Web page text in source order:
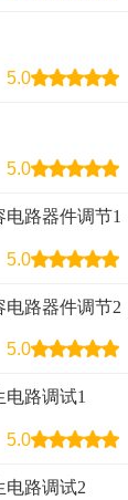
5.0
5.0
路器件调节1
5.0
路器件调节2
5.0
路调试1
5.0
路调试2